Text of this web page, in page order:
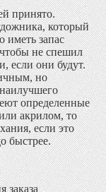
принято.
который
иметь запас
чтобы не спешил
если они будут.
но
определенные
акрилом, то
если это
быстрее.
заказа